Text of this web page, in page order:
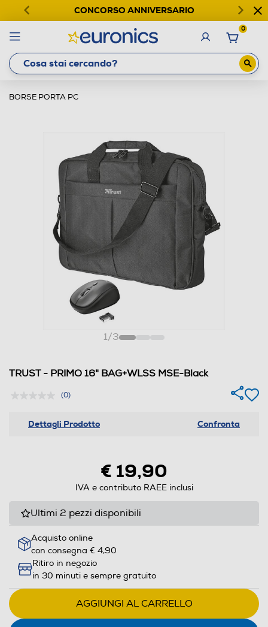
CONCORSO ANNIVERSARIO
0
BORSE PORTA PC
1/3
TRUST - PRIMO 16" BAG+WLSS MSE-Black
(0)
Dettagli Prodotto Confronta
€ 19,90
IVA e contributo RAEE inclusi
Ultimi 2 pezzi disponibili
Acquisto online
con consegna € 4,90
Ritiro in negozio
in 30 minuti e sempre gratuito
AGGIUNGI AL CARRELLO